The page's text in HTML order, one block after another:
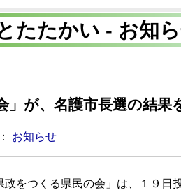
たたかい - お知
」が、名護市長選の結果
お知らせ
政をつくる県民の会」は、１９